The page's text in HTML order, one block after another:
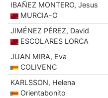
IBAÑEZ MONTERO, Jesus
MURCIA-O
JIMÉNEZ PÉREZ, David
ESCOLARES LORCA
JUAN MIRA, Eva
COLIVENC
KARLSSON, Helena
Orientabonito